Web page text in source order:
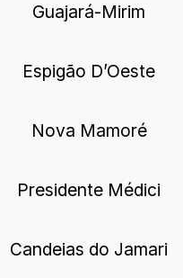
Guajará-Mirim
Espigão D’Oeste
Nova Mamoré
Presidente Médici
Candeias do Jamari